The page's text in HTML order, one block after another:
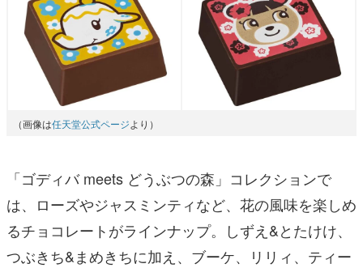
（画像は任天堂公式ページより）
「ゴディバ meets どうぶつの森」コレクションで
は、ローズやジャスミンティなど、花の風味を楽しめ
るチョコレートがラインナップ。しずえ&とたけけ、
つぶきち&まめきちに加え、ブーケ、リリィ、ティー